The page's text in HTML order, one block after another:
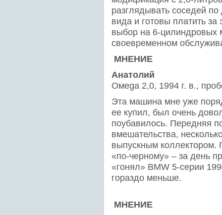
разглядывать соседей по
вида и готовы платить за
выбор на 6-цилиндровых
своевременном
МНЕНИЕ
Анатолий
Омеgа 2,0, 1994 г. в.,
Эта машина мне уже
ее купил, был очень
поубавилось. Передняя
вмешательства,
выпускным коллектором.
«по-черному» – за день
«гонял» BMW 5-серии
гораздо меньше.
МНЕНИЕ